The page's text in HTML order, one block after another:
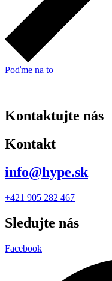
Poďme na to
Kontaktujte nás
Kontakt
info@hype.sk
+421 905 282 467
Sledujte nás
Facebook